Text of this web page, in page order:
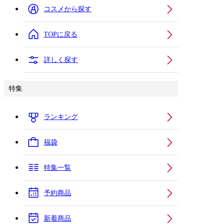
コスメから探す
TOPに戻る
詳しく探す
特集
ランキング
福袋
特集一覧
予約商品
新着商品